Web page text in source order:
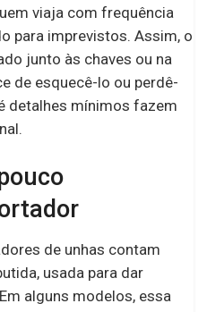
viaja com frequência
para imprevistos. Assim, o
junto às chaves ou na
de esquecê-lo ou perdê-
detalhes mínimos fazem
de unhas contam
usada para dar
alguns modelos, essa